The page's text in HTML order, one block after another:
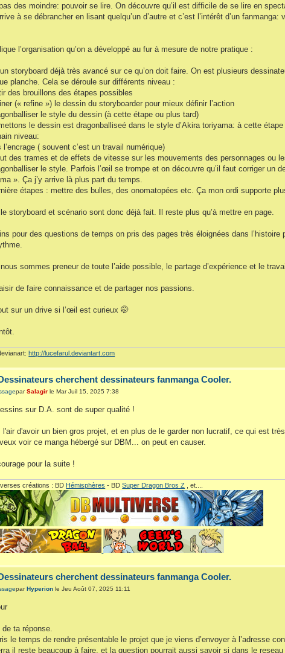
des moindre: pouvoir se lire. On découvre qu’il est difficile de se lire en
à se débrancher en lisant quelqu’un d’autre et c’est l’intérêt d’un
l’organisation qu’on a développé au fur à mesure de notre pratique :
storyboard déjà très avancé sur ce qu’on doit faire. On est plusieurs
planche. Cela se déroule sur différents niveau :
des brouillons des étapes possibles
(« refine ») le dessin du storyboarder pour mieux définir l’action
le style du dessin (à cette étape ou plus tard)
le dessin est dragonballiseé dans le style d’Akira toriyama: à cette étape
niveau:
l’encrage ( souvent c’est un travail numérique)
des trames et de effets de vitesse sur les mouvements des personnages ou
le style. Parfois l’œil se trompe et on découvre qu’il faut corriger un
». Ça j’y arrive là plus part du temps.
étapes : mettre des bulles, des onomatopées etc. Ça mon ordi supporte
storyboard et scénario sont donc déjà fait. Il reste plus qu’à mettre en page.
pour des questions de temps on pris des pages très éloignées dans
sommes preneur de toute l’aide possible, le partage d’expérience et le
de faire connaissance et de partager nos passions.
sur un drive si l’œil est curieux 🤭
http://lucefarul.deviantart.com
cherchent dessinateurs fanmanga Cooler.
parSalagir le Mar Juil 15, 2025 7:38
sur D.A. sont de super qualité !
l'air d'avoir un bien gros projet, et en plus de le garder non lucratif, ce qui est
voir ce manga hébergé sur DBM... on peut en causer.
pour la suite !
créations : BD Hémisphères - BDSuper Dragon Bros Z , et....
cherchent dessinateurs fanmanga Cooler.
parHyperion le Jeu Août 07, 2025 11:11
de ta réponse.
le temps de rendre présentable le projet que je viens d’envoyer à l’adresse
il reste beaucoup à faire, et la question pourrait aussi savoir si dans le